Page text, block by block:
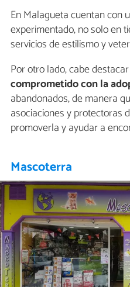
En Malagueta cuentan con
experimentado, no solo en
servicios de estilismo y
Por otro lado, cabe
comprometido con la
abandonados, de manera
asociaciones y protectoras
promoverla y ayudar a
Mascoterra